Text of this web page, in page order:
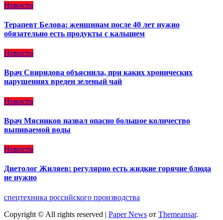
Новости
Терапевт Белова: женщинам после 40 лет нужно
обязательно есть продукты с кальцием
Новости
Врач Свиридова объяснила, при каких хронических
нарушениях вреден зеленый чай
Новости
Врач Мясников назвал опасно большое количество
выпиваемой воды
Новости
Диетолог Жиляев: регулярно есть жидкие горячие блюда
не нужно
спецтехника российского производства
Copyright © All rights reserved | Paper News от Themeansar.